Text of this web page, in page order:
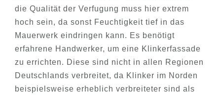
die Qualität der Verfugung muss hier extrem
hoch sein, da sonst Feuchtigkeit tief in das
Mauerwerk eindringen kann. Es benötigt
erfahrene Handwerker, um eine Klinkerfassade
zu errichten. Diese sind nicht in allen Regionen
Deutschlands verbreitet, da Klinker im Norden
beispielsweise erheblich verbreiteter sind als